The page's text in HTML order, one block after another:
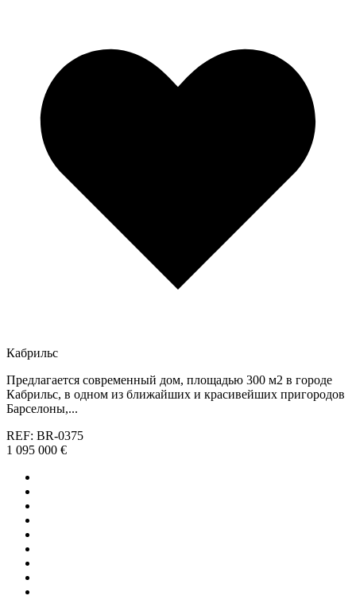
Кабрильс
Предлагается современный дом, площадью 300 м2 в городе
Кабрильс, в одном из ближайших и красивейших пригородов
Барселоны,...
REF: BR-0375
1 095 000 €